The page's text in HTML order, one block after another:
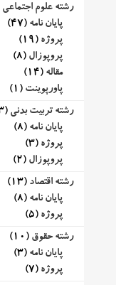
رشته علوم اجتماعی
پایان نامه (47)
پروژه (19)
پروپوزال (8)
مقاله (14)
پاورپوینت (1)
رشته تربیت بدنی (13)
پایان نامه (8)
پروژه (3)
پروپوزال (2)
رشته اقتصاد (13)
پایان نامه (8)
پروژه (5)
رشته حقوق (10)
پایان نامه (3)
پروژه (7)